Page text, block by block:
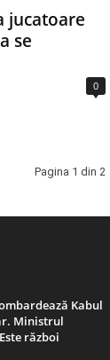
jucatoare
se
0
Pagina 1 din 2
Kabul
Ministrul
război